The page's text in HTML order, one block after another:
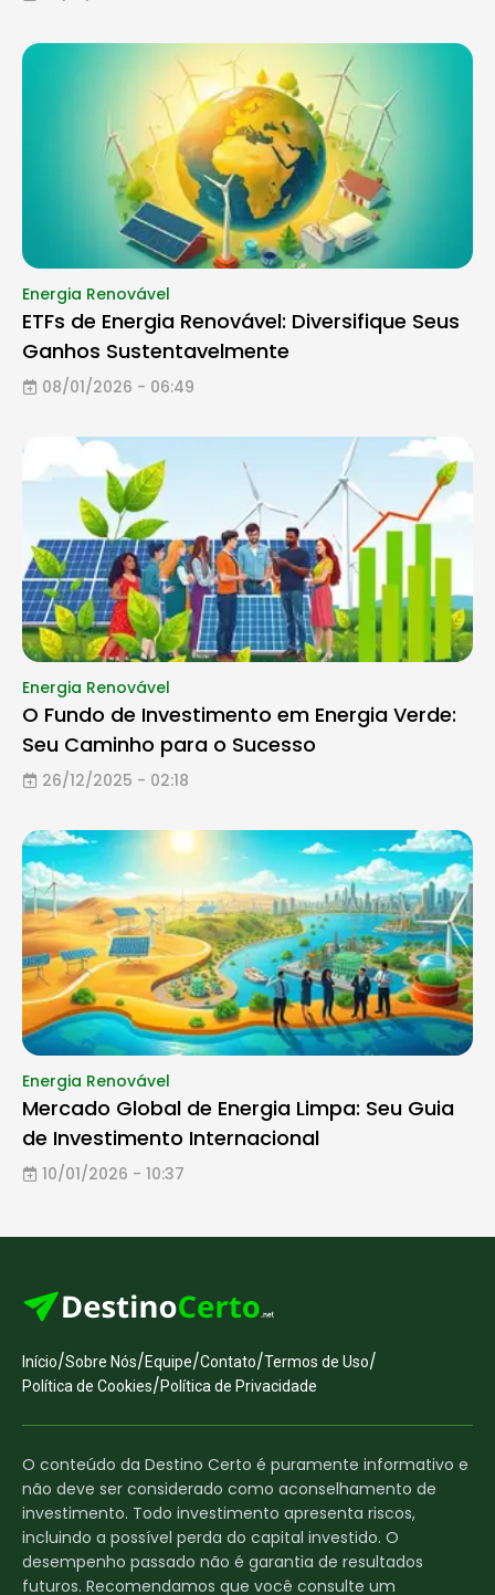
Energia Renovável
ETFs de Energia Renovável: Diversifique Seus
Ganhos Sustentavelmente
08/01/2026 - 06:49
Energia Renovável
O Fundo de Investimento em Energia Verde:
Seu Caminho para o Sucesso
26/12/2025 - 02:18
Energia Renovável
Mercado Global de Energia Limpa: Seu Guia
de Investimento Internacional
10/01/2026 - 10:37
Início/Sobre Nós/Equipe/Contato/Termos de Uso/
Política de Cookies/Política de Privacidade
O conteúdo da Destino Certo é puramente informativo e
não deve ser considerado como aconselhamento de
investimento. Todo investimento apresenta riscos,
incluindo a possível perda do capital investido. O
desempenho passado não é garantia de resultados
futuros. Recomendamos que você consulte um